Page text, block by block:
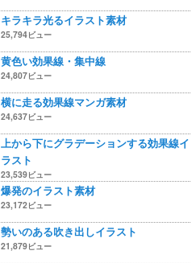
キラキラ光るイラスト素材
25,794ビュー
黄色い効果線・集中線
24,807ビュー
横に走る効果線マンガ素材
24,637ビュー
上から下にグラデーションする効果線イ
ラスト
23,539ビュー
爆発のイラスト素材
23,172ビュー
勢いのある吹き出しイラスト
21,879ビュー